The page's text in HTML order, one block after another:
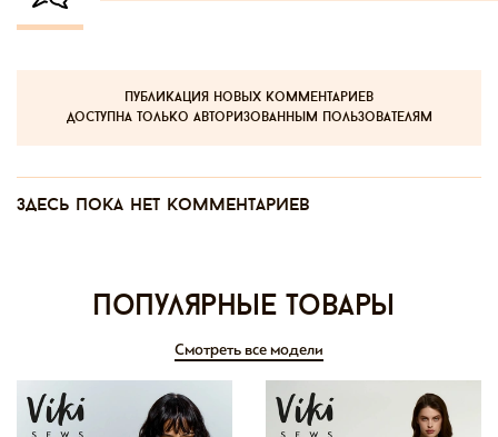
публикация новых комментариев
доступна только авторизованным пользователям
Здесь пока нет комментариев
Популярные товары
Смотреть все модели